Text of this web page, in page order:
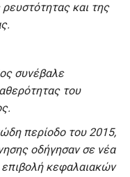
και της
συνέβαλε
του
περίοδο του 2015,
οδήγησαν σε νέα
κεφαλαιακών